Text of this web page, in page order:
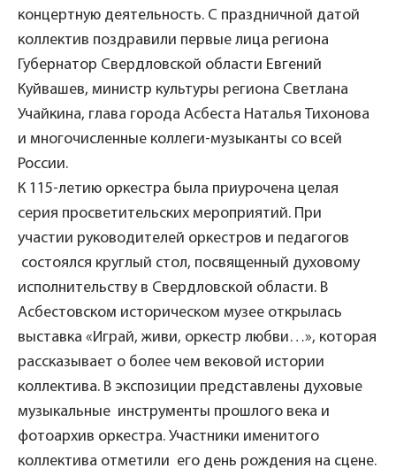
концертную деятельность. С праздничной датой
коллектив поздравили первые лица региона
Губернатор Свердловской области Евгений
Куйвашев, министр культуры региона Светлана
Учайкина, глава города Асбеста Наталья Тихонова
и многочисленные коллеги-музыканты со всей
России.
К 115-летию оркестра была приурочена целая
серия просветительских мероприятий. При
участии руководителей оркестров и педагогов
состоялся круглый стол, посвященный духовому
исполнительству в Свердловской области. В
Асбестовском историческом музее открылась
выставка «Играй, живи, оркестр любви…», которая
рассказывает о более чем вековой истории
коллектива. В экспозиции представлены духовые
музыкальные инструменты прошлого века и
фотоархив оркестра. Участники именитого
коллектива отметили его день рождения на сцене.